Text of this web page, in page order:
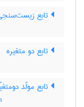
تابع
تابع دو متغیره
تابع مولّد